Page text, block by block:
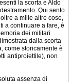
la scorta e Aldo
Qui sento
a mille altre cose,
a continuare a fare, è
dei militari
dalla scorta
come storicamente è
antiproiettile), non
assenza di